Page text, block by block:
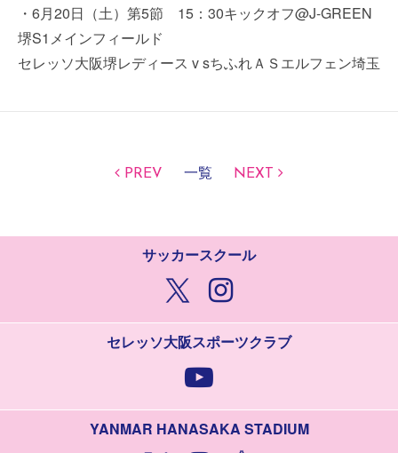
・6月20日（土）第5節 15：30キックオフ@J-GREEN
堺S1メインフィールド
セレッソ大阪堺レディース v sちふれＡＳエルフェン埼玉
PREV 一覧 NEXT
サッカースクール
セレッソ大阪スポーツクラブ
YANMAR HANASAKA STADIUM